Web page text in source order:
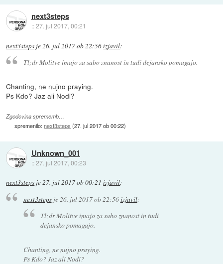
next3steps
::27. jul 2017, 00:21
next3steps je26. jul 2017 ob 22:56izjavil:
Tl;dr Molitve imajo za sabo znanost in tudi dejansko pomagajo.
Chanting, ne nujno praying.
Ps Kdo? Jaz ali Nodi?
Zgodovina sprememb…
spremenilo:next3steps (27. jul 2017 ob 00:22)
Unknown_001
::27. jul 2017, 00:23
next3steps je27. jul 2017 ob 00:21 izjavil:
next3stepsje26. jul 2017 ob 22:56izjavil:
Tl;dr Molitve imajo za sabo znanost in tudi
dejansko pomagajo.
Chanting, ne nujno praying.
Ps Kdo? Jaz ali Nodi?